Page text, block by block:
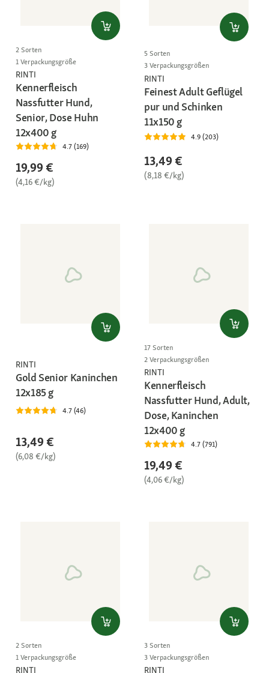
2 Sorten
1 Verpackungsgröße
RINTI
Kennerfleisch
Nassfutter Hund,
Senior, Dose Huhn
12x400 g
4.7 (169)
19,99 €
(4,16 €/kg)
5 Sorten
3 Verpackungsgrößen
RINTI
Feinest Adult Geflügel
pur und Schinken
11x150 g
4.9 (203)
13,49 €
(8,18 €/kg)
RINTI
Gold Senior Kaninchen
12x185 g
4.7 (46)
13,49 €
(6,08 €/kg)
17 Sorten
2 Verpackungsgrößen
RINTI
Kennerfleisch
Nassfutter Hund, Adult,
Dose, Kaninchen
12x400 g
4.7 (791)
19,49 €
(4,06 €/kg)
2 Sorten
1 Verpackungsgröße
RINTI
3 Sorten
3 Verpackungsgrößen
RINTI